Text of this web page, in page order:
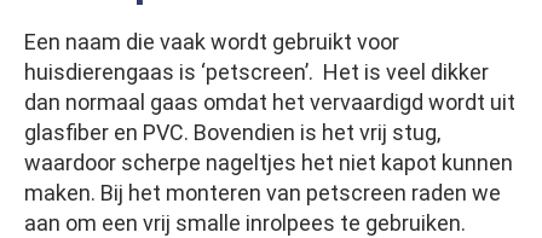
Een naam die vaak wordt gebruikt voor
huisdierengaas is ‘petscreen’. Het is veel dikker
dan normaal gaas omdat het vervaardigd wordt uit
glasfiber en PVC. Bovendien is het vrij stug,
waardoor scherpe nageltjes het niet kapot kunnen
maken. Bij het monteren van petscreen raden we
aan om een vrij smalle inrolpees te gebruiken.